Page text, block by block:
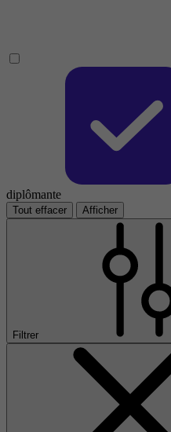
diplômante
Tout effacer Afficher
Filtrer